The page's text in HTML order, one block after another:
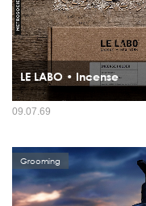
LE LABO • Incense
ธูปหอมชุดนี้ได้รับการรังสรรค์อย่
ที่ยังคงสืบทอดศาสตร์ดั้งเดิมขอ
09.07.69
Grooming